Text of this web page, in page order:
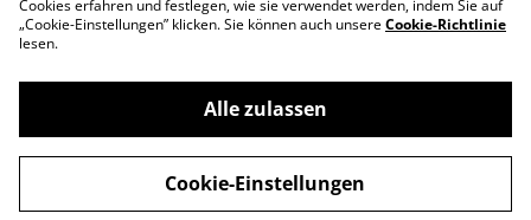
©2026Deva Design - die Schmuckmanufaktur
powered by
Cookies erfahren und festlegen, wie sie verwendet werden, indem Sie auf
„Cookie-Einstellungen” klicken. Sie können auch unsereCookie-Richtlinie
lesen.
Alle zulassen
Cookie-Einstellungen